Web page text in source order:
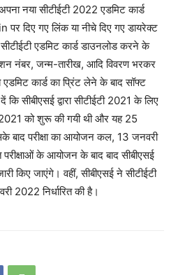
नया सीटीईटी 2022 एडमिट कार्ड
दिए गए लिंक या नीचे दिए गए डायरेक्ट
एडमिट कार्ड डाउनलोड करने के
नंबर, जन्म-तारीख, आदि विवरण भरकर
एडमिट कार्ड का प्रिंट लेने के बाद सॉफ्ट
कि सीबीएसई द्वारा सीटीईटी 2021 के लिए
को शुरू की गयी थी और यह 25
परीक्षा का आयोजन कल, 13 जनवरी
के आयोजन के बाद बाद सीबीएसई
किए जाएंगे। वहीं, सीबीएसई ने सीटीईटी
2022 निर्धारित की है।